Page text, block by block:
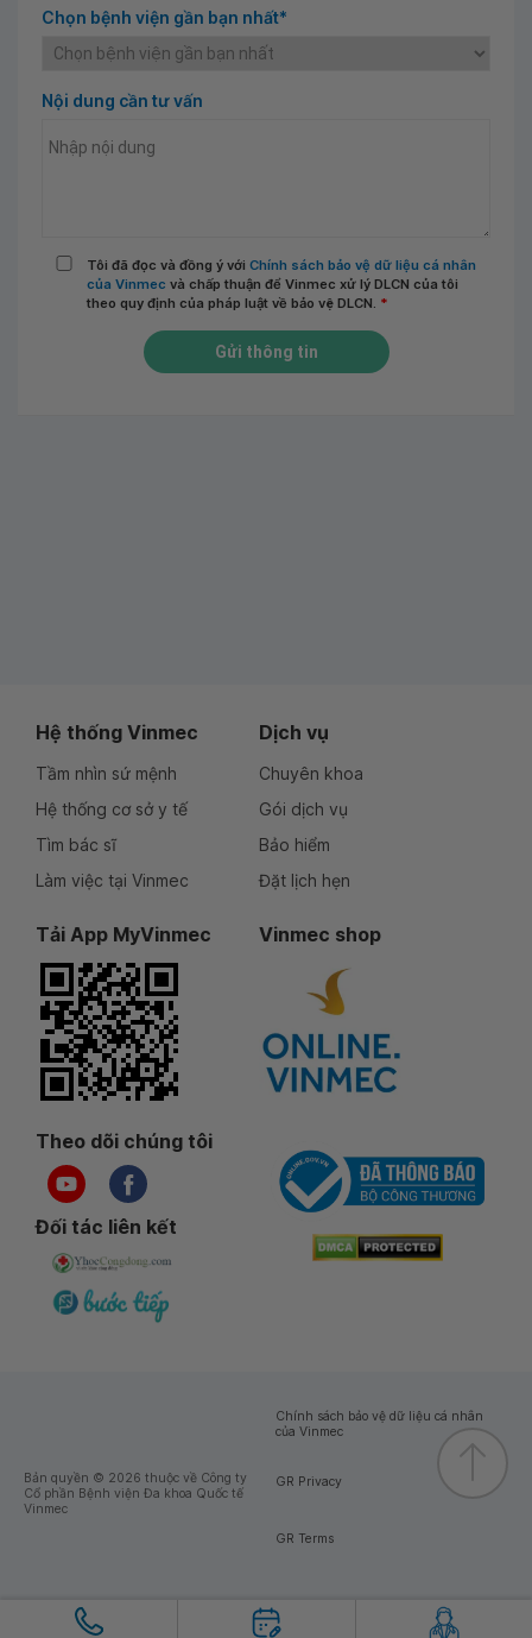
Chọn bệnh viện gần bạn nhất*
Nội dung cần tư vấn
Tôi đã đọc và đồng ý với Chính sách bảo vệ dữ liệu cá nhân
của Vinmec và chấp thuận để Vinmec xử lý DLCN của tôi
theo quy định của pháp luật về bảo vệ DLCN. *
Gửi thông tin
Hệ thống Vinmec
Tầm nhìn sứ mệnh
Hệ thống cơ sở y tế
Tìm bác sĩ
Làm việc tại Vinmec
Dịch vụ
Chuyên khoa
Gói dịch vụ
Bảo hiểm
Đặt lịch hẹn
Tải App MyVinmec Vinmec shop
Theo dõi chúng tôi
Đối tác liên kết
Bản quyền © 2026 thuộc về Công ty
Cổ phần Bệnh viện Đa khoa Quốc tế
Vinmec
Chính sách bảo vệ dữ liệu cá nhân
của Vinmec
GR Privacy
GR Terms